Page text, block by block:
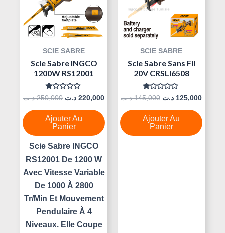
SCIE SABRE
Scie Sabre INGCO
1200W RS12001
Note
Sur
5
250,000 د.ت 220,000 د.ت
Ajouter Au
Panier
Scie Sabre INGCO
RS12001 De 1200 W
Avec Vitesse Variable
De 1000 À 2800
Tr/min Et Mouvement
Pendulaire À 4
Niveaux. Elle Coupe
SCIE SABRE
Scie Sabre Sans Fil
20V CRSLI6508
Note
Sur
5
145,000 د.ت 125,000 د.ت
Ajouter Au
Panier